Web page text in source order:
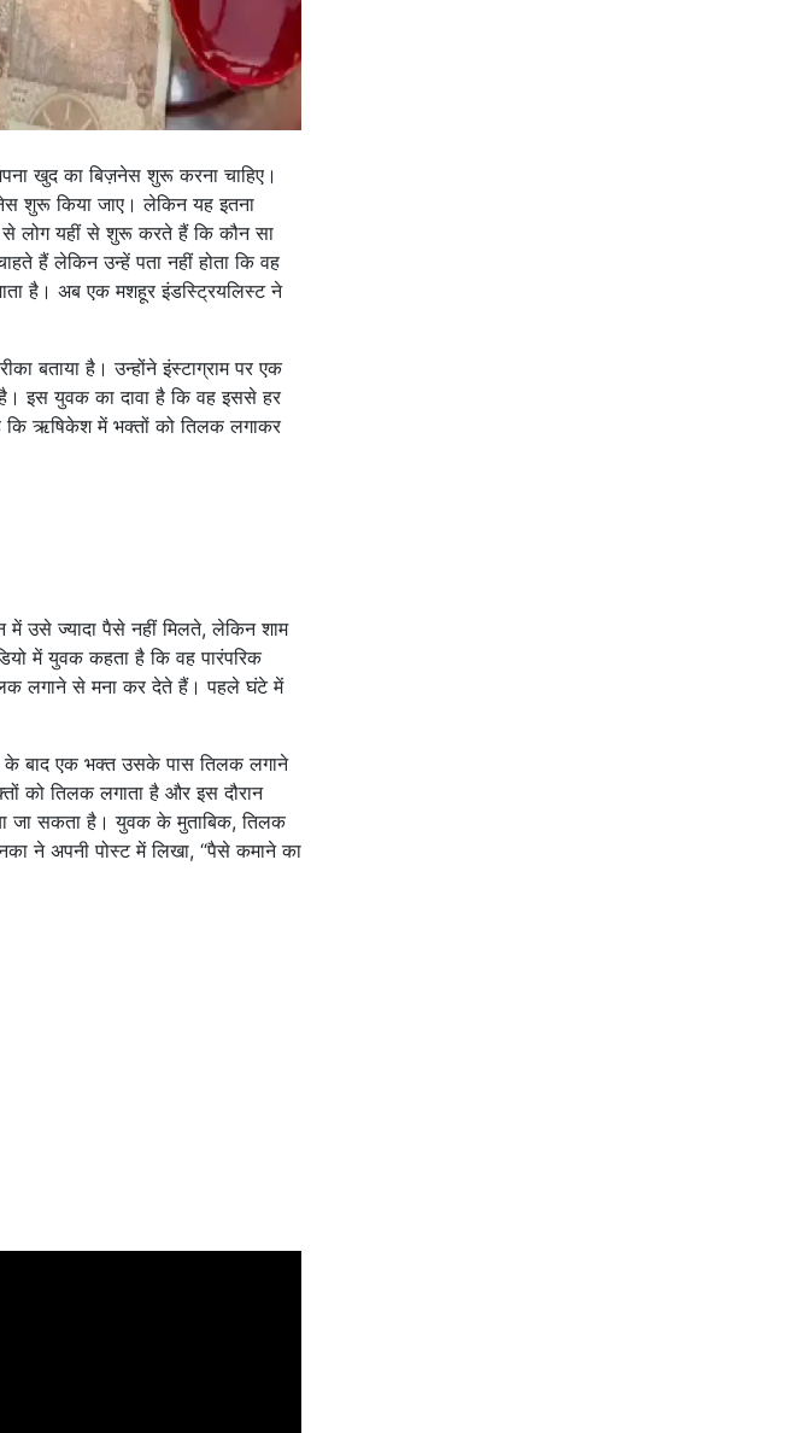
खुद का बिज़नेस शुरू करना चाहिए।
शुरू किया जाए। लेकिन यह इतना
से लोग यहीं से शुरू करते हैं कि कौन सा
हैं लेकिन उन्हें पता नहीं होता कि वह
है। अब एक मशहूर इंडस्ट्रियलिस्ट ने
बताया है। उन्होंने इंस्टाग्राम पर एक
इस युवक का दावा है कि वह इससे हर
कि ऋषिकेश में भक्तों को तिलक लगाकर
उसे ज्यादा पैसे नहीं मिलते, लेकिन शाम
में युवक कहता है कि वह पारंपरिक
लगाने से मना कर देते हैं। पहले घंटे में
के बाद एक भक्त उसके पास तिलक लगाने
को तिलक लगाता है और इस दौरान
जा सकता है। युवक के मुताबिक, तिलक
ने अपनी पोस्ट में लिखा, “पैसे कमाने का